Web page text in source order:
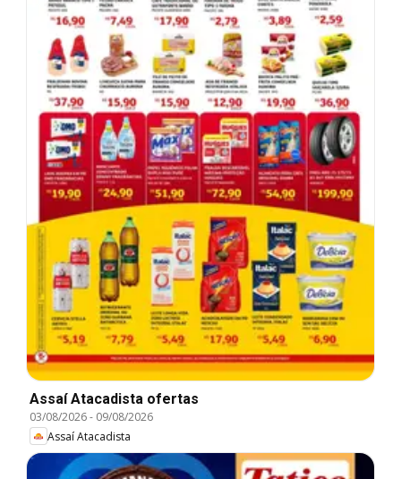
Assaí Atacadista ofertas
03/08/2026- 09/08/2026
Assaí Atacadista